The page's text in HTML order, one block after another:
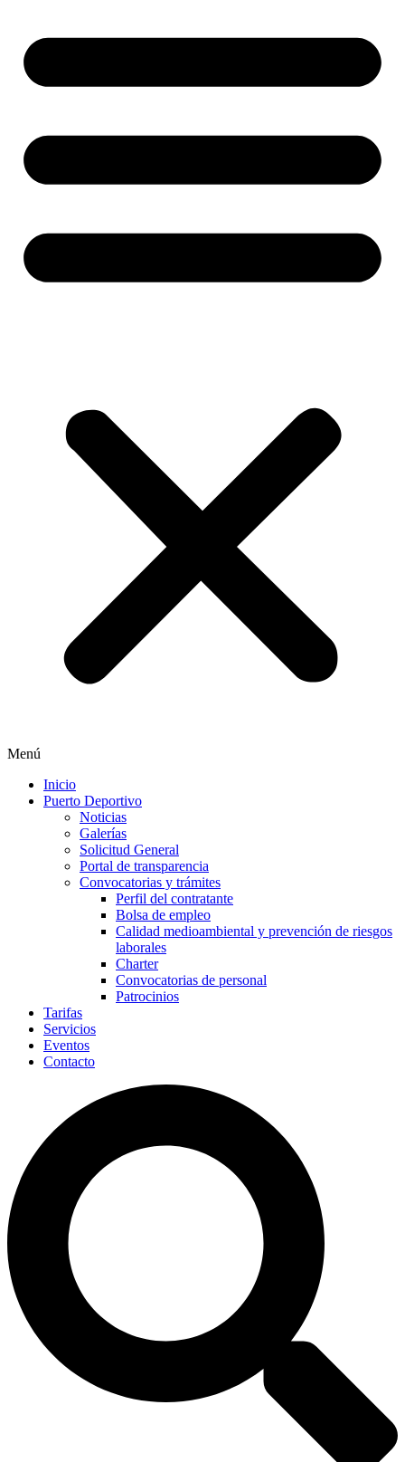
Menú
Inicio
Puerto Deportivo
Noticias
Galerías
Solicitud General
Portal de transparencia
Convocatorias y trámites
Perfil del contratante
Bolsa de empleo
Calidad medioambiental y prevención de riesgos
laborales
Charter
Convocatorias de personal
Patrocinios
Tarifas
Servicios
Eventos
Contacto